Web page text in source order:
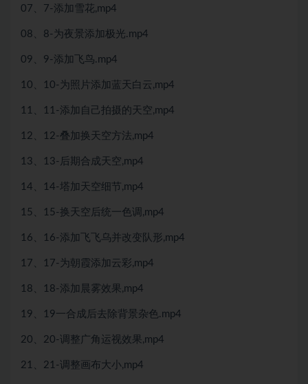
07、7-添加雪花,mp4
08、8-为夜景添加极光.mp4
09、9-添加飞鸟.mp4
10、10-为照片添加蓝天白云,mp4
11、11-添加自己拍摄的天空,mp4
12、12-叠加换天空方法,mp4
13、13-后期合成天空,mp4
14、14-塔加天空细节,mp4
15、15-换天空后统一色调,mp4
16、16-添加飞飞乌并改变队形,mp4
17、17-为朝霞添加云彩,mp4
18、18-添加晨雾效果,mp4
19、19一合成后去除背景杂色.mp4
20、20-调整广角运视效果,mp4
21、21-调整画布大小,mp4